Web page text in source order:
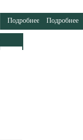
Подробнее
629006000
Подробнее